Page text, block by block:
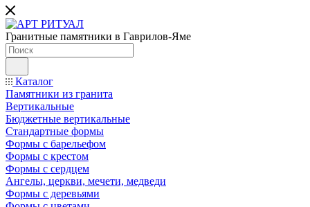
Гранитные памятники в Гаврилов-Яме
Каталог
Памятники из гранита
Вертикальные
Бюджетные вертикальные
Стандартные формы
Формы с барельефом
Формы с крестом
Формы с сердцем
Ангелы, церкви, мечети, медведи
Формы с деревьями